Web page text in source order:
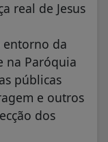
real de Jesus
entorno da
na Paróquia
públicas
e outros
dos